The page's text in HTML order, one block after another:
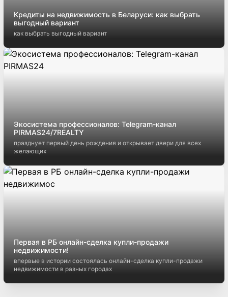
Кредиты на недвижимость в Беларуси: как выбрать
выгодный вариант
как выбрать выгодный вариант
Экосистема профессионалов: Telegram-канал
PIRMAS24/7REALTY
празднует первый день рождения и открывает двери для всех
желающих
Первая в РБ онлайн-сделка купли-продажи
недвижимости!
впервые в истории состоялась онлайн-сделка купли-продажи
недвижимости в разных городах